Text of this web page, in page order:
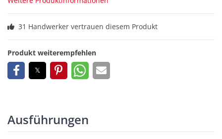
31 Handwerker vertrauen diesem Produkt
Produkt weiterempfehlen
Ausführungen